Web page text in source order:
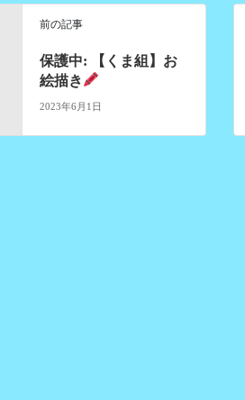
前の記事
保護中: 【くま組】お
絵描き
2023年6月1日